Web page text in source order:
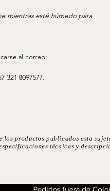
mientras esté húmedo para
al correo:
321 8097577.
los productos publicados esta
técnicas y
Pedidos fuera de